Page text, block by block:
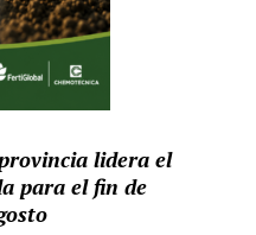
lidera el
para el fin de